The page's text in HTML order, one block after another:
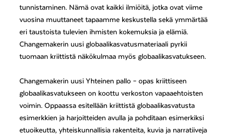
tunnistaminen. Nämä ovat kaikki ilmiöitä, jotka ovat viime
vuosina muuttaneet tapaamme keskustella sekä ymmärtää
eri taustoista tulevien ihmisten kokemuksia ja elämiä.
Changemakerin uusi globaalikasvatusmateriaali pyrkii
tuomaan kriittistä näkökulmaa myös globaalikasvatukseen.
Changemakerin uusi Yhteinen pallo – opas kriittiseen
globaalikasvatukseen on koottu verkoston vapaaehtoisten
voimin. Oppaassa esitellään kriittistä globaalikasvatusta
esimerkkien ja harjoitteiden avulla ja pohditaan esimerkiksi
etuoikeutta, yhteiskunnallisia rakenteita, kuvia ja narratiiveja